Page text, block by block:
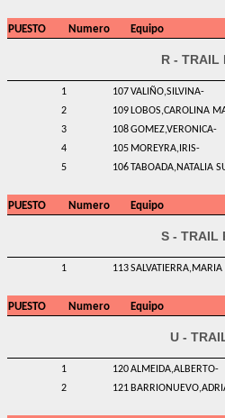
PUESTO Numero Equipo
R - TRAIL
1 107VALIÑO,SILVINA-
2
109 LOBOS,CAROLINA
3
108GOMEZ,VERONICA-
4
105 MOREYRA,IRIS-
5
106TABOADA,NATALIA
PUESTO Numero Equipo
S - TRAIL
1 113SALVATIERRA,MARIA
PUESTO Numero Equipo
U -
1 120ALMEIDA,ALBERTO-
2
121